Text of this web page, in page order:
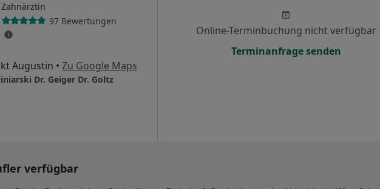
Zahnärztin
97 Bewertungen
Augustin • Zu Google Maps
Dr. Geiger Dr. Goltz
Online-Terminbuchung nicht verfügbar
Terminanfrage senden
verfügbar